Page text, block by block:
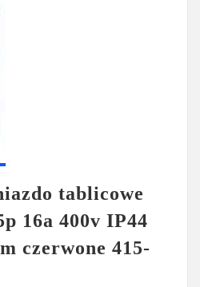
tablicowe
16a 400v IP44
czerwone 415-